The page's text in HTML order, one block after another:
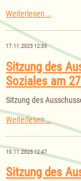
Weiterlesen …Sitzung
am
17.11.2025 12:33
Sitzung des
Soziales am
Sitzung des
Weiterlesen …
des
Senioren,
Jugend
und
10.11.2025 12:47
Sitzung des